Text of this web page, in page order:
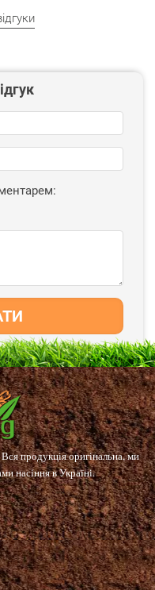
Вся продукція оригінальна, ми
насіння в Україні.